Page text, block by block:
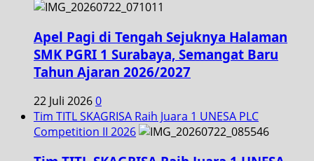
Apel Pagi di Tengah Sejuknya Halaman
SMK PGRI 1 Surabaya, Semangat Baru
Tahun Ajaran 2026/2027
22 Juli 20260
Tim TITL SKAGRISA Raih Juara 1 UNESA PLC
Competition II 2026